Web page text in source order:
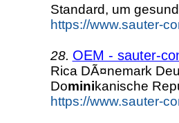
Standard, um
https://www.sauter-
28. OEM - sauter-
Rica DÃ¤nemark
Dominikanische
https://www.sauter-